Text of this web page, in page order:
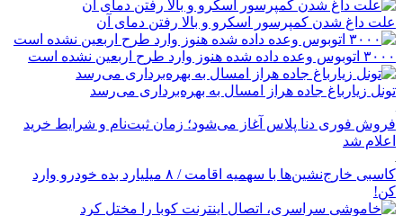
علت داغ شدن کمپرسور اسکرو و بالا رفتن دمای آن
۳۰۰۰ اتوبوس وعده داده شده هنوز وارد طرح اربعین نشده است
تونل زیارباغ جاده هراز امسال به بهره‌برداری می‌رسد
فروش فوری دنا پلاس آغاز می‌شود؛ زمان ثبت‌نام و شرایط خرید
اعلام شد
کاسبی خارج‌نشین‌ها با سهمیه اقامت / ۸ میلیارد بده خودرو وارد
کن!